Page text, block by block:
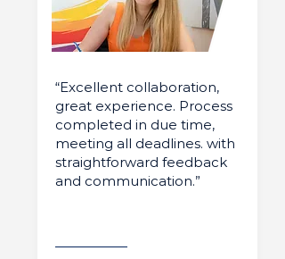
“Excellent collaboration,
great experience. Process
completed in due time,
meeting all deadlines. with
straightforward feedback
and communication.”